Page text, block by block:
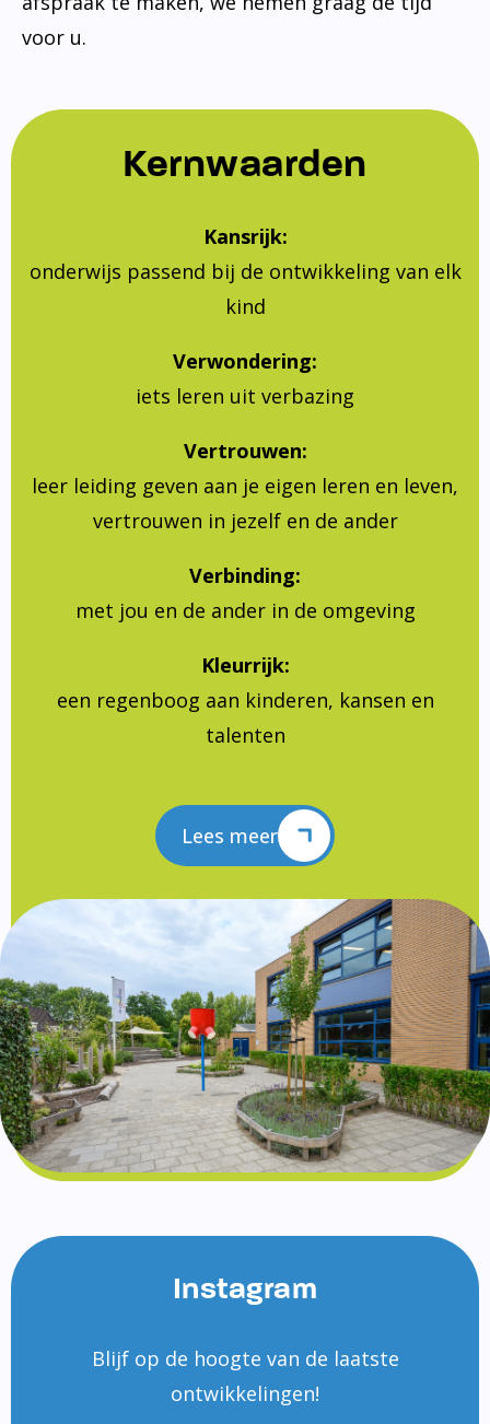
voor u.
Kernwaarden
Kansrijk:
onderwijs passend bij de ontwikkeling van elk
kind
Verwondering:
iets leren uit verbazing
Vertrouwen:
leer leiding geven aan je eigen leren en leven,
vertrouwen in jezelf en de ander
Verbinding:
met jou en de ander in de omgeving
Kleurrijk:
een regenboog aan kinderen, kansen en
talenten
Lees meer
Instagram
Blijf op de hoogte van de laatste
ontwikkelingen!